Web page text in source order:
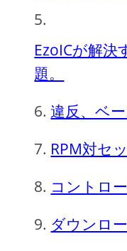
EzoICが解決
題。
違反、ベ
RPM対セ
コントロ
ダウンロ